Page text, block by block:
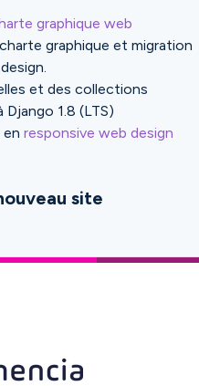
graphique web
graphique et migration
et des collections
Django 1.8 (LTS)
responsive web design
site